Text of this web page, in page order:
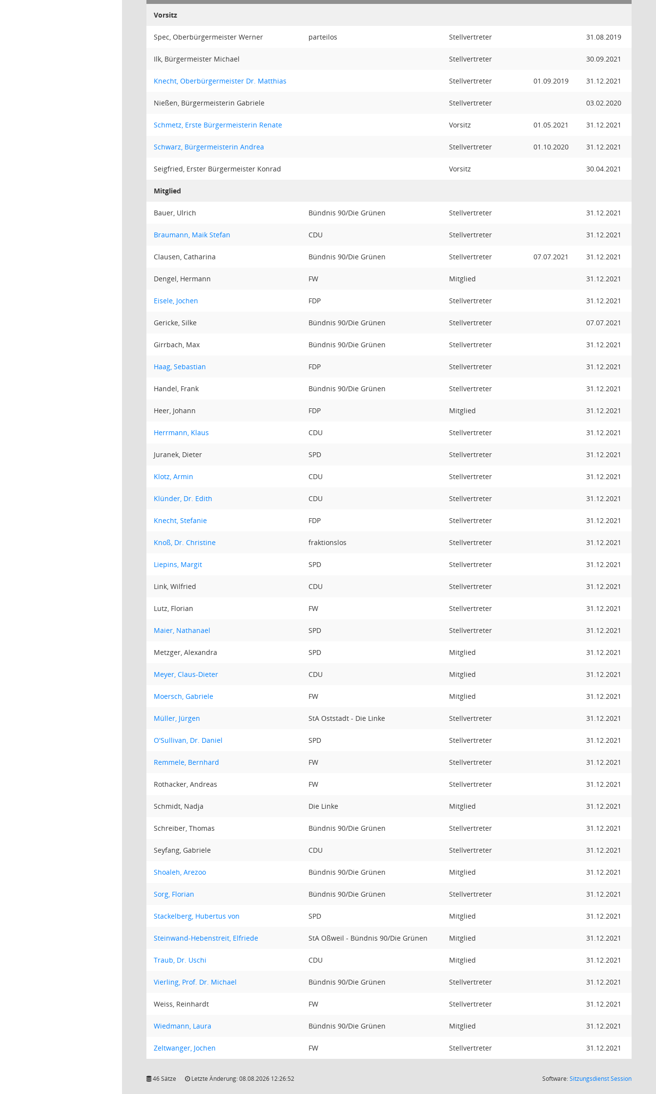
Vorsitz
Spec, Oberbürgermeister Werner parteilos Stellvertreter 31.08.2019
Ilk, Bürgermeister Michael Stellvertreter 30.09.2021
Knecht, Oberbürgermeister Dr. Matthias Stellvertreter 01.09.2019 31.12.2021
Nießen, Bürgermeisterin Gabriele Stellvertreter 03.02.2020
Schmetz, Erste Bürgermeisterin Renate Vorsitz 01.05.2021 31.12.2021
Schwarz, Bürgermeisterin Andrea Stellvertreter 01.10.2020 31.12.2021
Seigfried, Erster Bürgermeister Konrad Vorsitz 30.04.2021
Mitglied
Bauer, Ulrich Bündnis 90/Die Grünen Stellvertreter 31.12.2021
Braumann, Maik Stefan CDU Stellvertreter 31.12.2021
Clausen, Catharina Bündnis 90/Die Grünen Stellvertreter 07.07.2021 31.12.2021
Dengel, Hermann FW Mitglied 31.12.2021
Eisele, Jochen FDP Stellvertreter 31.12.2021
Gericke, Silke Bündnis 90/Die Grünen Stellvertreter 07.07.2021
Girrbach, Max Bündnis 90/Die Grünen Stellvertreter 31.12.2021
Haag, Sebastian FDP Stellvertreter 31.12.2021
Handel, Frank Bündnis 90/Die Grünen Stellvertreter 31.12.2021
Heer, Johann FDP Mitglied 31.12.2021
Herrmann, Klaus CDU Stellvertreter 31.12.2021
Juranek, Dieter SPD Stellvertreter 31.12.2021
Klotz, Armin CDU Stellvertreter 31.12.2021
Klünder, Dr. Edith CDU Stellvertreter 31.12.2021
Knecht, Stefanie FDP Stellvertreter 31.12.2021
Knoß, Dr. Christine fraktionslos Stellvertreter 31.12.2021
Liepins, Margit SPD Stellvertreter 31.12.2021
Link, Wilfried CDU Stellvertreter 31.12.2021
Lutz, Florian FW Stellvertreter 31.12.2021
Maier, Nathanael SPD Stellvertreter 31.12.2021
Metzger, Alexandra SPD Mitglied 31.12.2021
Meyer, Claus-Dieter CDU Mitglied 31.12.2021
Moersch, Gabriele FW Mitglied 31.12.2021
Müller, Jürgen StA Oststadt - Die Linke Stellvertreter 31.12.2021
O'Sullivan, Dr. Daniel SPD Stellvertreter 31.12.2021
Remmele, Bernhard FW Stellvertreter 31.12.2021
Rothacker, Andreas FW Stellvertreter 31.12.2021
Schmidt, Nadja Die Linke Mitglied 31.12.2021
Schreiber, Thomas Bündnis 90/Die Grünen Stellvertreter 31.12.2021
Seyfang, Gabriele CDU Stellvertreter 31.12.2021
Shoaleh, Arezoo Bündnis 90/Die Grünen Mitglied 31.12.2021
Sorg, Florian Bündnis 90/Die Grünen Stellvertreter 31.12.2021
Stackelberg, Hubertus von SPD Mitglied 31.12.2021
Steinwand-Hebenstreit, Elfriede StA Oßweil - Bündnis 90/Die Grünen Mitglied 31.12.2021
Traub, Dr. Uschi CDU Mitglied 31.12.2021
Vierling, Prof. Dr. Michael Bündnis 90/Die Grünen Stellvertreter 31.12.2021
Weiss, Reinhardt FW Stellvertreter 31.12.2021
Wiedmann, Laura Bündnis 90/Die Grünen Mitglied 31.12.2021
Zeltwanger, Jochen FW Stellvertreter 31.12.2021
46 Sätze Letzte Änderung: 08.08.2026 12:26:52 Software:SitzungsdienstSession(Wird in